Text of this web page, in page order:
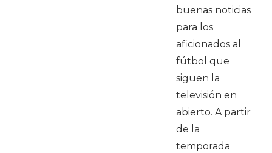
buenas noticias
para los
aficionados al
fútbol que
siguen la
televisión en
abierto. A partir
de la
temporada